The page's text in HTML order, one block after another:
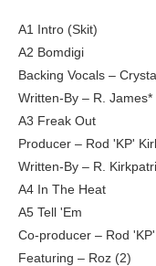
A1 Intro (Skit)
A2 Bomdigi
Backing Vocals –
Written-By – R. James*
A3 Freak Out
Producer – Rod 'KP'
Written-By – R.
A4 In The Heat
A5 Tell 'Em
Co-producer – Rod
Featuring – Roz (2)